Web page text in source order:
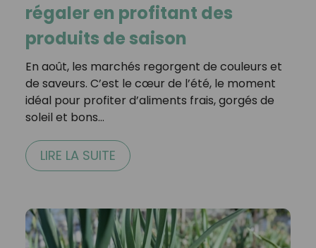
régaler en profitant des
produits de saison
En août, les marchés regorgent de couleurs et
de saveurs. C’est le cœur de l’été, le moment
idéal pour profiter d’aliments frais, gorgés de
soleil et bons…
LIRE LA SUITE